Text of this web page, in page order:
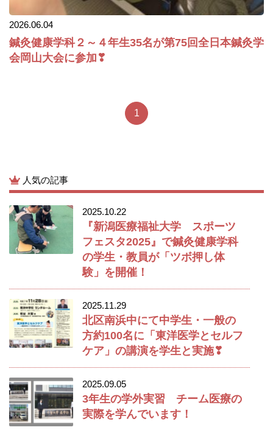
2026.06.04
鍼灸健康学科２～４年生35名が第75回全日本鍼灸学
会岡山大会に参加❣
1
人気の記事
2025.10.22
『新潟医療福祉大学 スポーツ
フェスタ2025』で鍼灸健康学科
の学生・教員が「ツボ押し体
験」を開催！
2025.11.29
北区南浜中にて中学生・一般の
方約100名に「東洋医学とセルフ
ケア」の講演を学生と実施❣
2025.09.05
3年生の学外実習 チーム医療の
実際を学んでいます！